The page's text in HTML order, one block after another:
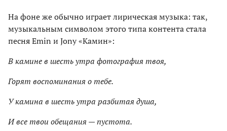
На фоне же обычно играет лирическая музыка: так,
музыкальным символом этого типа контента стала
песня Emin и Jony «Камин»:
В камине в шесть утра фотография твoя,
Горят воспоминания о тебе.
У камина в шесть утра разбитая душа,
И все твои обещания — пустота.